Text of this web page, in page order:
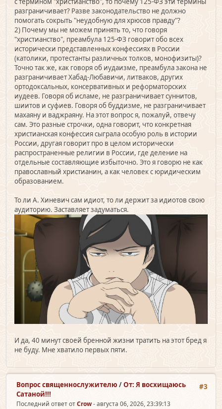
разграничивает? Разве законодательство не должно
помогать сокрыть "неудобную для хрюсов правду"?
2) Почему мы не можем принять то, что говоря
"христианство", преамбула 125-ФЗ говорит обо всех
исторически представленных конфессиях в России
(католики, протестанты различных толков, монофизиты)?
Точно так же, как говоря об иудаизме, преамбула закона не
разграничивает Хабад-Любавичи, литваков, других
ортодоксальных, консервативных и реформаторских
иудеев. Говоря об исламе, не разграничивает суннитов,
шиитов и суфиев. Говоря об буддизме, не разграничивает
махаяну и ваджраяну. На этот вопрос я, пожалуй, отвечу
сам. Это разные строчки, одна говорит, что конкретная
христианская конфессия сыграла особую роль в истории
России, другая говорит про в целом исторически
распространенные религии в России, где деление на
отдельные составляющие избыточно. Это я говорю не как
православный христианин, а как человек с юридическим
образованием.
То ли А. Хиневич сам идиот, то ли держит за идиотов свою
аудиторию. Заставляет задуматься.
И да, 40 минут своей бренной жизни тратить на этот бред я
не буду. Мне хватило первых пяти.
#3
Вопрос священно­служителю /От: Я восхищаюсь
Сатаной!!!
Последний ответ отCrow- августа 06, 2026, 23:39:13